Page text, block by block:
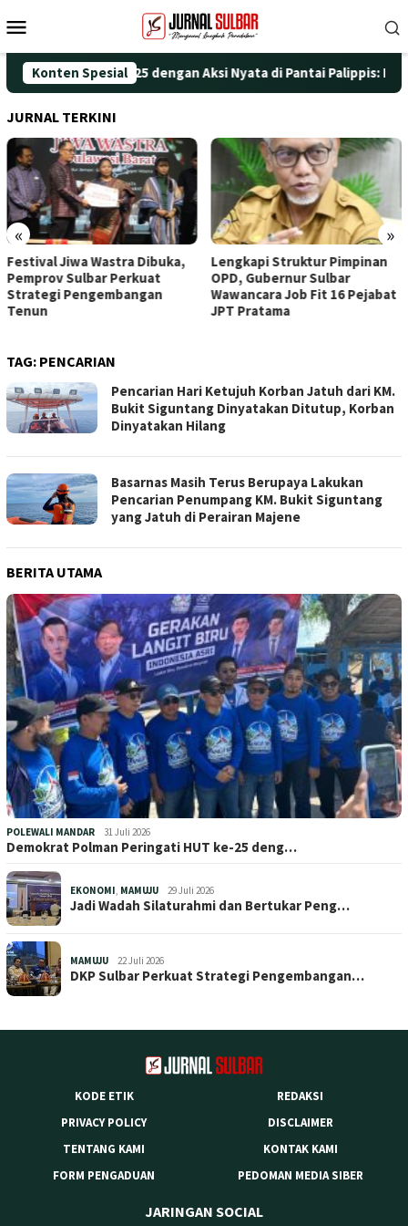
ke
Mobile
Konten Spesial
HUT ke-25 dengan Aksi Nyata di Pantai Palippis:
JURNAL TERKINI
« »
Festival Jiwa Wastra Dibuka,
Pemprov Sulbar Perkuat
Strategi Pengembangan
Tenun
Lengkapi Struktur Pimpinan
OPD, Gubernur Sulbar
Wawancara Job Fit 16 Pejabat
JPT Pratama
TAG: PENCARIAN
Pencarian Hari Ketujuh Korban Jatuh dari KM.
Bukit Siguntang Dinyatakan Ditutup, Korban
Dinyatakan Hilang
Basarnas Masih Terus Berupaya Lakukan
Pencarian Penumpang KM. Bukit Siguntang
yang Jatuh di Perairan Majene
BERITA UTAMA
POLEWALI MANDAR 31 Juli 2026
Demokrat Polman Peringati HUT ke-25 deng…
EKONOMI, MAMUJU 29 Juli 2026
Jadi Wadah Silaturahmi dan Bertukar Peng…
MAMUJU 22 Juli 2026
DKP Sulbar Perkuat Strategi Pengembangan…
KODE ETIK
REDAKSI
PRIVACY POLICY
DISCLAIMER
TENTANG KAMI
KONTAK KAMI
FORM PENGADUAN
PEDOMAN MEDIA SIBER
JARINGAN SOCIAL